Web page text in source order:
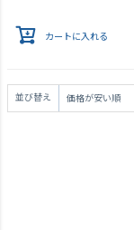
カートに入れる
並び替え 価格が安い順